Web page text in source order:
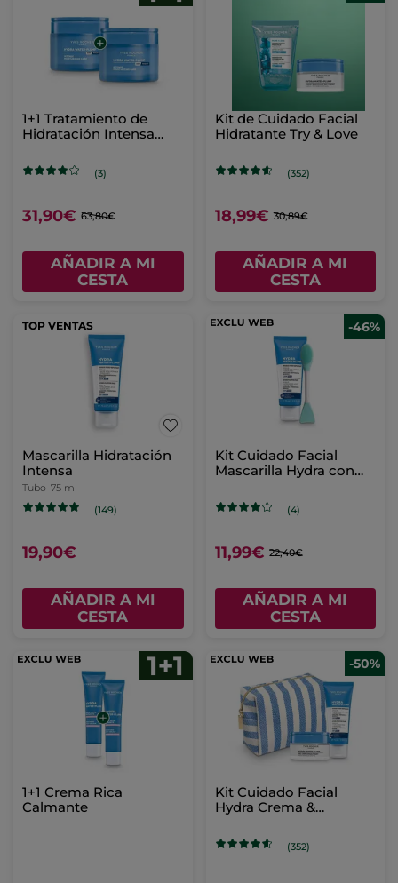
1+1 Tratamiento de
Hidratación Intensa
ml
(3)
31,90€ 63,80€
AÑADIR A MI
CESTA
Kit de Cuidado Facial
Hidratante Try & Love
(352)
18,99€ 30,89€
AÑADIR A MI
CESTA
TOP VENTAS
Mascarilla Hidratación
Intensa
Tubo 75 ml
(149)
19,90€
AÑADIR A MI
CESTA
-46%
Kit Cuidado Facial
Mascarilla Hydra con
(4)
11,99€ 22,40€
AÑADIR A MI
CESTA
1+1 Crema Rica
Calmante
-50%
Kit Cuidado Facial
Hydra Crema &
(352)